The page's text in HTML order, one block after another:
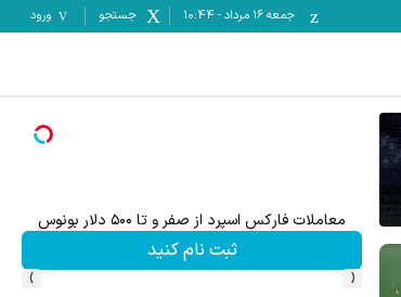
جمعه ۱۶ مرداد -
10:44 جستجو ورود
معاملات فارکس اسپرد از صفر و تا ۵۰۰ دلار بونوس
ثبت نام کنید
‹
›